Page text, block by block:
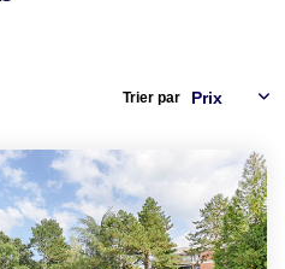
EN
Trier par